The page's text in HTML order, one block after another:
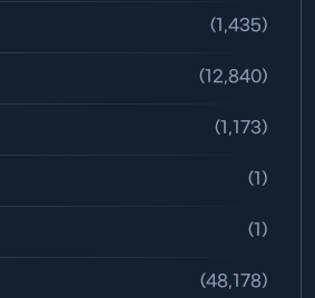
(1,435)
(12,840)
(1,173)
(1)
(1)
(48,178)